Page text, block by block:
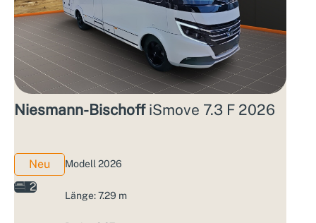
Niesmann-BischoffiSmove 7.3 F 2026
Neu
2
Modell 2026
Länge: 7.29 m